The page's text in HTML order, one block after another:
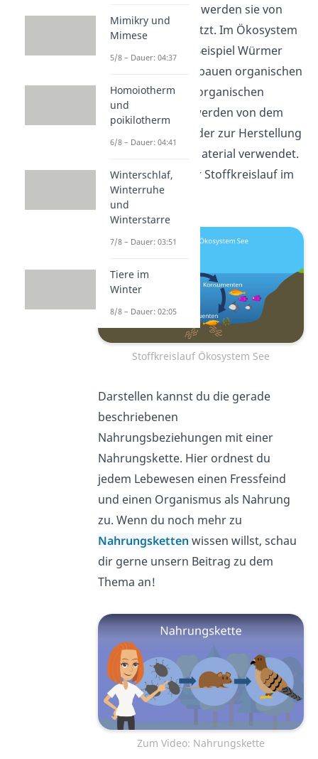
produzieren, dann werden sie von
Destruentenzersetzt. Im Ökosystem
See sind das zum Beispiel Würmer
und Bakterien. Sie bauen organischen
Bestandteile zu anorganischen
Stoffen ab. Diese werden von dem
Pflanzen dann wieder zur Herstellung
von organischen Material verwendet.
So schließt sich der Stoffkreislauf im
Ökosystem See.
Stoffkreislauf Ökosystem See
Darstellen kannst du die gerade
beschriebenen
Nahrungsbeziehungen mit einer
Nahrungskette. Hier ordnest du
jedem Lebewesen einen Fressfeind
und einen Organismus als Nahrung
zu. Wenn du noch mehr zu
Nahrungskettenwissen willst, schau
dir gerne unsern Beitrag zu dem
Thema an!
Zum Video: Nahrungskette
Mimikry und
Mimese
5/8 – Dauer: 04:37
Homoiotherm
und
poikilotherm
6/8 – Dauer: 04:41
Winterschlaf,
Winterruhe
und
Winterstarre
7/8 – Dauer: 03:51
Tiere im
Winter
8/8 – Dauer: 02:05